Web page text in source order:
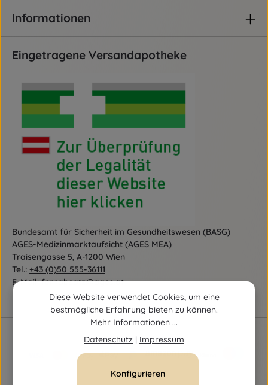
Informationen
Eingetragene Versandapotheke
Bundesamt für Sicherheit im Gesundheitswesen (BASG)
AGES-Medizinmarktaufsicht (AGES MEA)
Traisengasse 5, A-1200 Wien
Tel.: +43 (0)50 555-36111
E-Mail:fernabsatz@ages.at
Diese Website verwendet Cookies, um eine
bestmögliche Erfahrung bieten zu können.
Mehr Informationen ...
Datenschutz | Impressum
Konfigurieren